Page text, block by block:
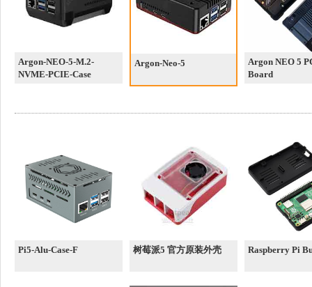
Argon-NEO-5-M.2-
NVME-PCIE-Case
Argon-Neo-5
Argon NEO 5
Board
Pi5-Alu-Case-F 树莓派5 官方原装外壳 Raspberry Pi